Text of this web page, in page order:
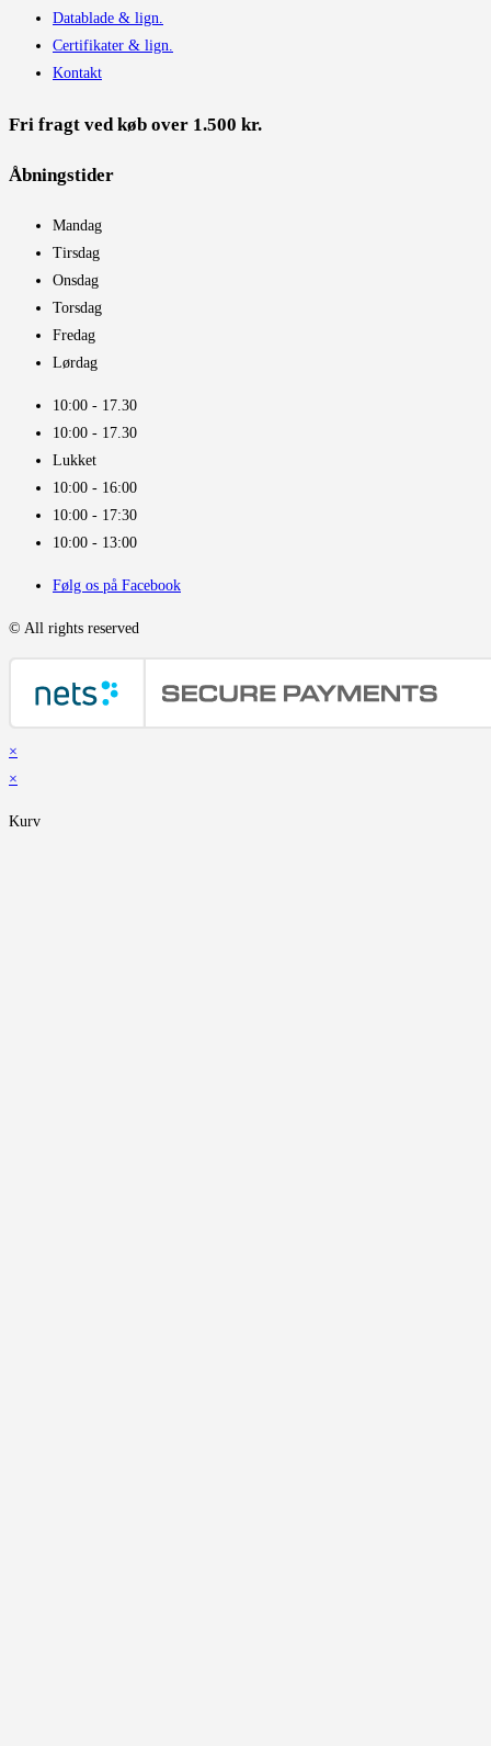
Datablade & lign.
Certifikater & lign.
Kontakt
Fri fragt ved køb over 1.500 kr.
Åbningstider​
Mandag
Tirsdag
Onsdag
Torsdag
Fredag
Lørdag
10:00 - 17.30​
10:00 - 17.30​
Lukket
10:00 - 16:00​
10:00 - 17:30
10:00 - 13:00
Følg os på Facebook
© All rights reserved
×
×
Kurv